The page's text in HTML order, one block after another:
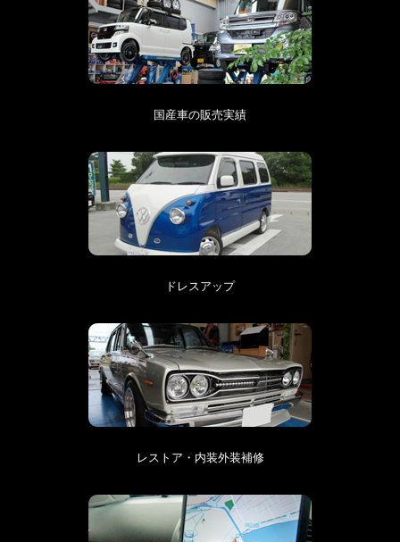
国産車の販売実績
ドレスアップ
レストア・内装外装補修